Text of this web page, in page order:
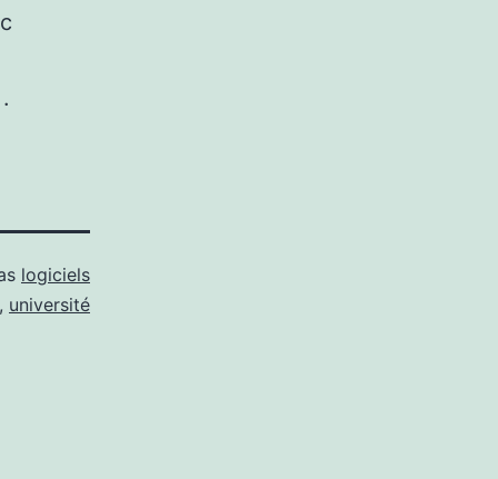
logiciels
, université